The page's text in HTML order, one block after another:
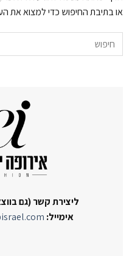
או בתיבת החיפוש כדי למצוא את
ליצירת קשר (גם
אימייל: